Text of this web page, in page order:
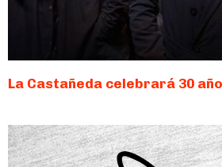
La Castañeda celebrará 30